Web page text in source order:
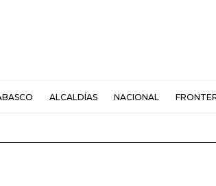
ALCALDÍAS NACIONAL